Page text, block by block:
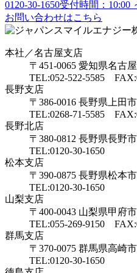
0120-30-1650受付時間：10:00
お問い合わせはこちら
本社／名古屋支店
〒451-0065 愛知県名古
TEL:052-522-5585
長野支店
〒386-0016 長野県上田
TEL:0268-71-5585
長野北店
〒380-0812 長野県長野
TEL:0120-30-1650
松本支店
〒390-0875 長野県松本
TEL:0120-30-1650
山梨支店
〒400-0043 山梨県甲府
TEL:055-269-9150
群馬支店
〒370-0075 群馬県高崎
TEL:0120-30-1650